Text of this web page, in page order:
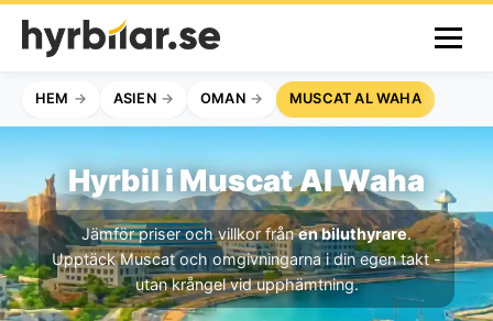
HEM ASIEN OMAN MUSCAT AL WAHA
Hyrbil i Muscat Al Waha
Jämför priser och villkor frånen biluthyrare.
Upptäck Muscat och omgivningarna i din egen takt -
utan krångel vid upphämtning.